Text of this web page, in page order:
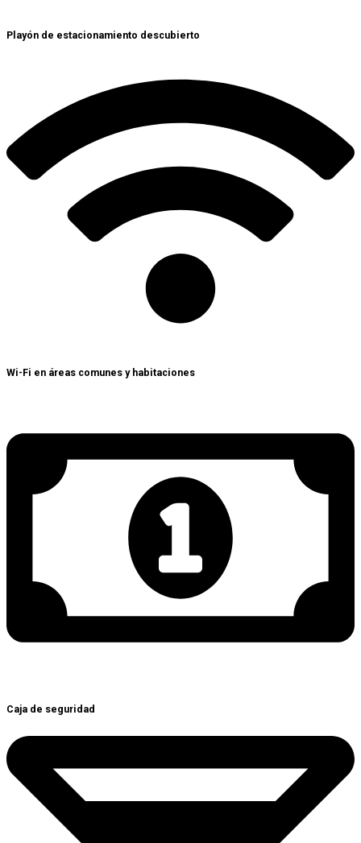
Playón de estacionamiento descubierto
Wi-Fi en áreas comunes y habitaciones
Caja de seguridad